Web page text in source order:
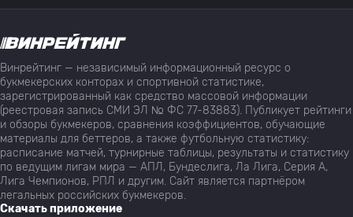
Винрейтинг — независимый информационный ресурс о
букмекерских конторах и спортивной статистике,
зарегистрированный как средство массовой информации
(реестровая запись СМИ ЭЛ № ФС 77-83883). Публикует рейтинги
и обзоры букмекеров, сравнения коэффициентов, обучающие
материалы для беттеров, а также футбольную статистику:
расписание матчей, турнирные таблицы, результаты и статистику
по ведущим лигам мира — АПЛ, Бундеслига, Ла Лига, Серия А,
Лига Чемпионов, РПЛ и другим. Сайт является партнёром
легальных российских букмекеров.
Скачать приложение